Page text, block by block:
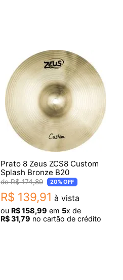
Prato 8 Zeus ZCS8 Custom
Splash Bronze B20
R$ 174,89 20%OFF
R$ 139,91 à vista
ou R$158,99 em 5x de
R$31,79 no cartão de crédito